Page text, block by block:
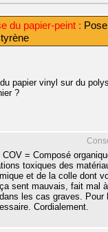
du papier-peint :
papier vinyl sur du
?
COV = Composé
toxiques des
et de la colle dont
sent mauvais, fait mal
les cas graves. Pour
Cordialement.